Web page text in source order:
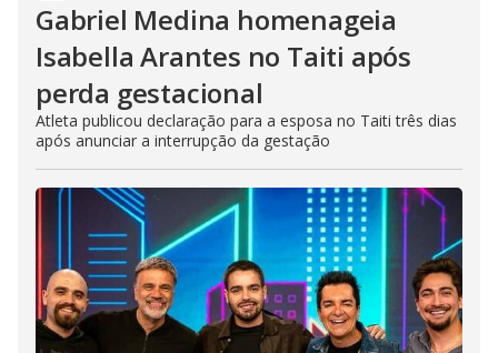
Gabriel Medina homenageia
Isabella Arantes no Taiti após
perda gestacional
Atleta publicou declaração para a esposa no Taiti três dias
após anunciar a interrupção da gestação